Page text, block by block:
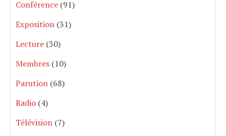
Conférence (91)
Exposition (31)
Lecture (30)
Membres (10)
Parution (68)
Radio (4)
Télévision (7)